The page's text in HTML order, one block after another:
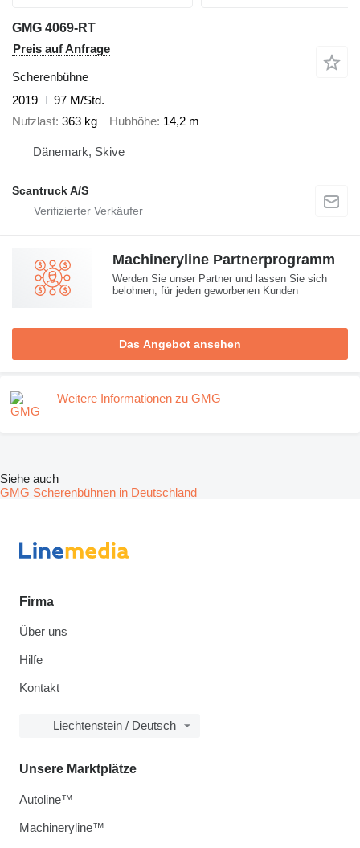
GMG 4069-RT
Preis auf Anfrage
Scherenbühne
2019
97 M/Std.
Nutzlast 363 kg Hubhöhe 14,2 m
Dänemark, Skive
Scantruck A/S
Machineryline Partnerprogramm
Werden Sie unser Partner und lassen Sie sich
belohnen, für jeden geworbenen Kunden
Das Angebot ansehen
Weitere Informationen zu GMG
Siehe auch
GMG Scherenbühnen in Deutschland
Firma
Über uns
Hilfe
Kontakt
Liechtenstein / Deutsch
Unsere Marktplätze
Autoline™
Machineryline™